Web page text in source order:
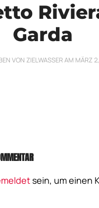
Garda
VON ZIELWASSERAM MÄRZ
sein, um einen